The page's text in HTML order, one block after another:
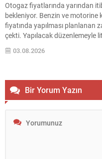
Otogaz fiyatlarında yarından
bekleniyor. Benzin ve motorine
fiyatında yapılması planlanan
çekti. Yapılacak düzenlemeyle
Bu artışın ardından büyükşehir
oluşacak. Beklenen Bölgesel
03.08.2026
Bir Yorum Yazın